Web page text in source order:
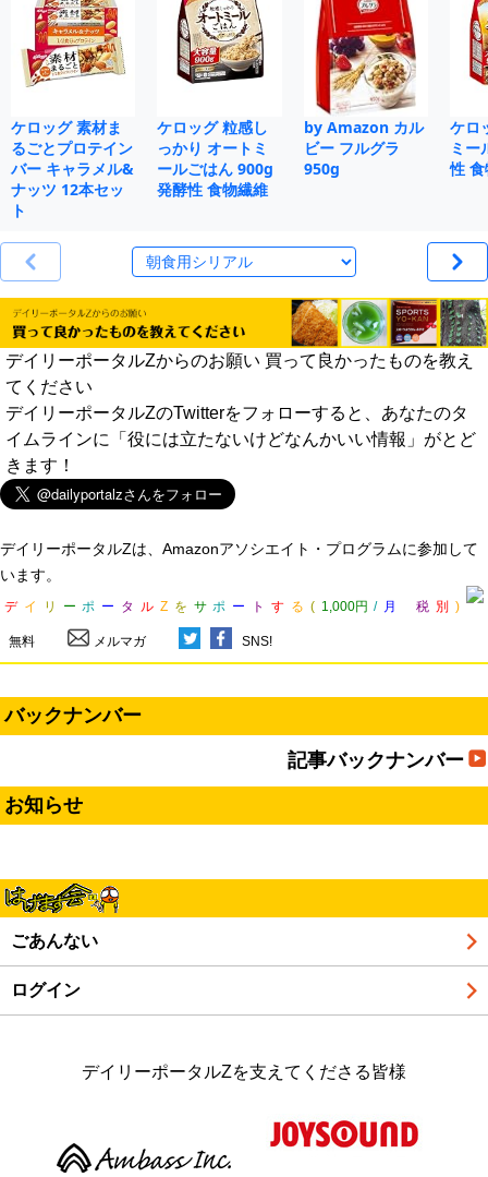
ケロッグ 素材ま
るごとプロテイン
バー キャラメル&
ナッツ 12本セッ
ト
ケロッグ 粒感し
っかり オートミ
ールごはん 900g
発酵性 食物繊維
by Amazon カル
ビー フルグラ
950g
ケロ
ミー
性
デイリーポータルZからのお願い 買って良かったものを教え
てください
デイリーポータルZのTwitterをフォローすると、あなたのタ
イムラインに「役には立たないけどなんかいい情報」がとど
きます！
デイリーポータルZは、Amazonアソシエイト・プログラムに参加して
います。
デ イ リ ー ポ ー タ ル Z を サ ポ ー ト す る ( 1,000円 / 月 税 別 )
無料 メルマガ SNS!
バックナンバー
記事バックナンバー
お知らせ
ごあんない
ログイン
デイリーポータルZを支えてくださる皆様